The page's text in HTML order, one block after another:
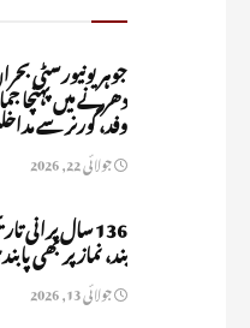
جوہر یونیورسٹی
دھرنے میں پہنچا
وفد، گورنر سے
جولائی 22, 2026
136 سال پرانی
بند، نماز پر بھی
جولائی 13, 2026